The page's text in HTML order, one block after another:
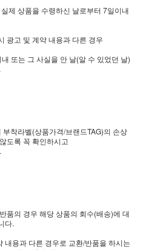
제 상품을 수령하신 날로부터 7일이내
광고 및 계약 내용과 다른 경우
또는 그 사실을 안 날(알 수 있었던 날)
착라벨(상품가격/브랜드TAG)의 손상
도록 꼭 확인하시고
품의 경우 해당 상품의 회수(배송)에 대
다.
내용과 다른 경우로 교환/반품을 하시는